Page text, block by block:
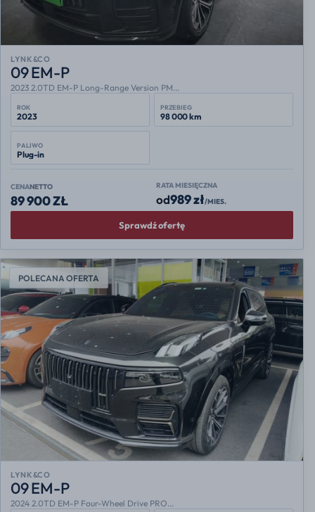
LYNK&CO
09 EM-P
2023 2.0TD EM-P Long-Range Version PM...
ROK
2023
PRZEBIEG
98 000 km
PALIWO
Plug-in
CENANETTO
89 900 ZŁ
RATA MIESIĘCZNA
od989 zł/MIES.
Sprawdź ofertę
POLECANA OFERTA
LYNK&CO
09 EM-P
2024 2.0TD EM-P Four-Wheel Drive PRO...